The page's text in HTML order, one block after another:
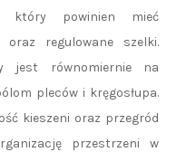
który powinien mieć
oraz regulowane szelki.
jest równomiernie na
pleców i kręgosłupa.
kieszeni oraz przegród
przestrzeni w